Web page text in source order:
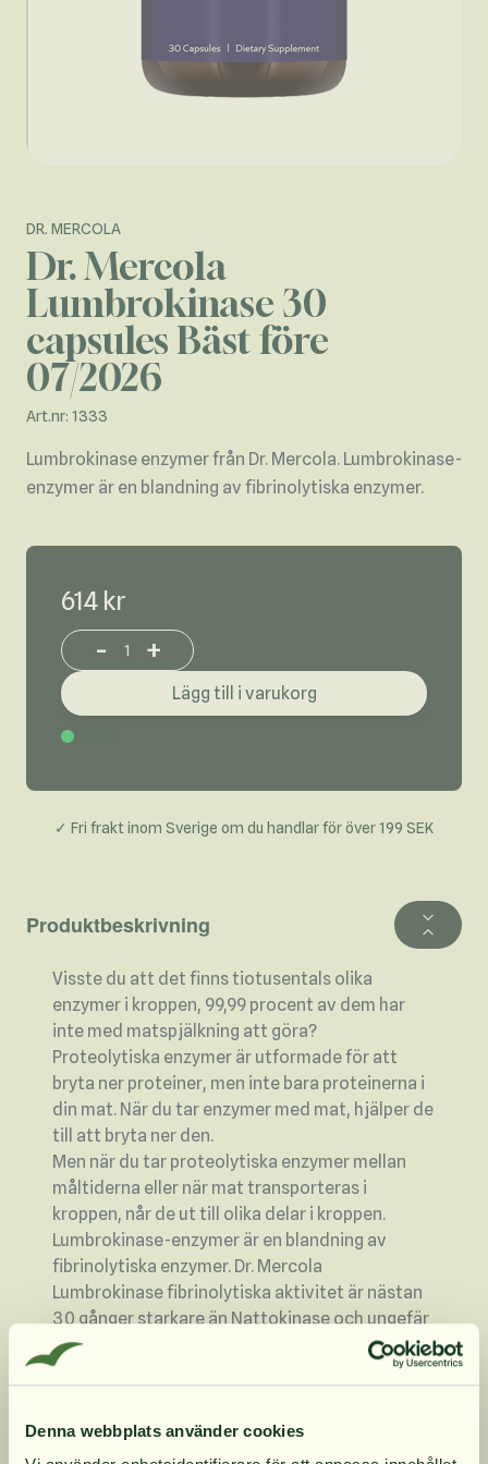
Denna webbplats använder cookies
DR. MERCOLA
Dr. Mercola
Lumbrokinase 30
capsules Bäst före
07/2026
Art.nr: 1333
Lumbrokinase enzymer från Dr. Mercola. Lumbrokinase-
enzymer är en blandning av fibrinolytiska enzymer.
614 kr
Increase or decrease product quantity
- +
Lägg till i varukorg
✓ Fri frakt inom Sverige om du handlar för över 199 SEK
Produktbeskrivning
Visste du att det finns tiotusentals olika
enzymer i kroppen, 99,99 procent av dem har
inte med matspjälkning att göra?
Proteolytiska enzymer är utformade för att
bryta ner proteiner, men inte bara proteinerna i
din mat. När du tar enzymer med mat, hjälper de
till att bryta ner den.
Men när du tar proteolytiska enzymer mellan
måltiderna eller när mat transporteras i
kroppen, når de ut till olika delar i kroppen.
Lumbrokinase-enzymer är en blandning av
fibrinolytiska enzymer. Dr. Mercola
Lumbrokinase fibrinolytiska aktivitet är nästan
30 gånger starkare än Nattokinase och ungefär
300 gånger starkare än serrapeptas, som är
hämtad från Lumbricus rubellus wormwood.
lumbrokinasenzym i varje kapsel. Dessutom har